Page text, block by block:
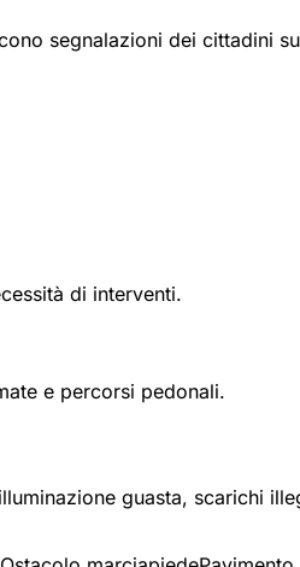
segnalazioni dei cittadini
di interventi.
e percorsi pedonali.
guasta, scarichi